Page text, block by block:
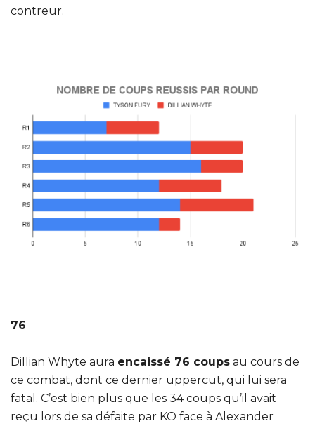
contreur.
76
Dillian Whyte aura encaissé 76 coups au cours de
ce combat, dont ce dernier uppercut, qui lui sera
fatal. C’est bien plus que les 34 coups qu’il avait
reçu lors de sa défaite par KO face à Alexander